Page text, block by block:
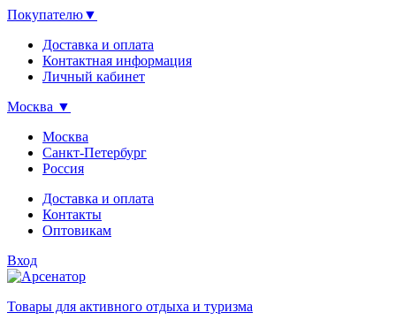
Покупателю▼
Доставка и оплата
Контактная информация
Личный кабинет
Москва ▼
Москва
Санкт-Петербург
Россия
Доставка и оплата
Контакты
Оптовикам
Вход
Товары для активного отдыха и туризма